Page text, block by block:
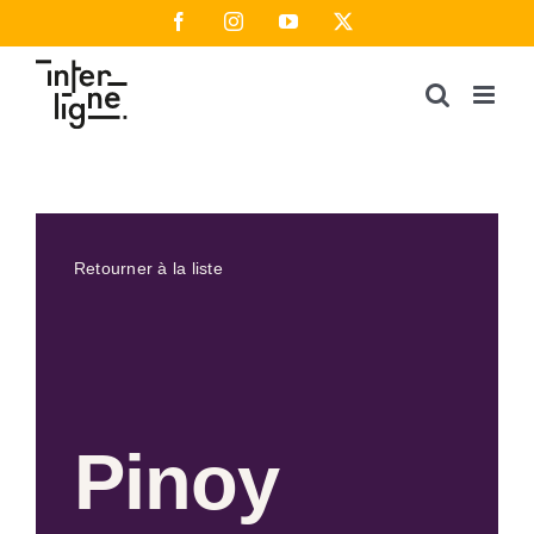
au
contenu
FacebookInstagramYouTube
Retourner à la liste
Pinoy